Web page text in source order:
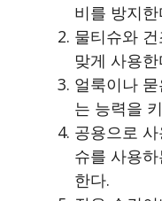
비를 방지한
물티슈와
맞게 사용한
얼룩이나
는 능력을
공용으로
슈를 사용
한다.